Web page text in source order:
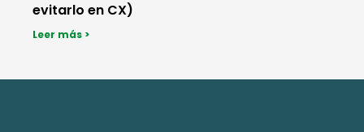
evitarlo en CX)
Leer más >